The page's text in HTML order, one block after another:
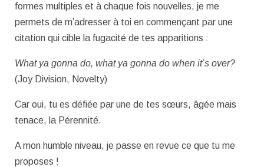
formes multiples et à chaque fois nouvelles, je me
permets de m’adresser à toi en commençant par une
citation qui cible la fugacité de tes apparitions :
What ya gonna do, what ya gonna do when it’s over?
(Joy Division, Novelty)
Car oui, tu es défiée par une de tes sœurs, âgée mais
tenace, la Pérennité.
A mon humble niveau, je passe en revue ce que tu me
proposes !